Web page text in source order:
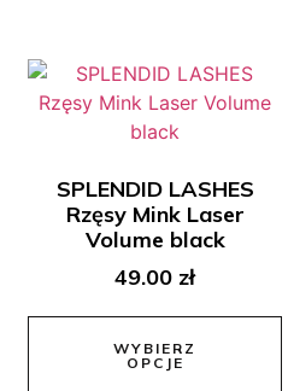
SPLENDID LASHES
Rzęsy Mink Laser
Volume black
49.00 zł
WYBIERZ
OPCJE